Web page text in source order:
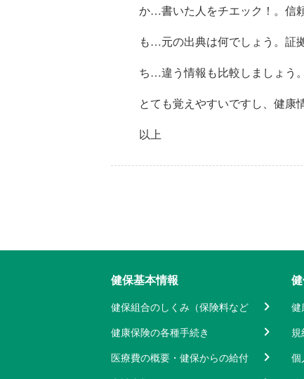
か…書いた人をチエック！。信
も…元の出典は何でしょう。証
ち…違う情報も比較しましょう
とても覚えやすいですし、健康
以上
健保基本情報
健保組合のしくみ（保険料など
健康保険の各種手続き
医療費の概要・健保からの給付
健
規
個